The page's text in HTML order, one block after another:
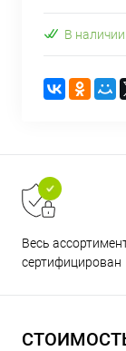
В наличии
Весь
сертифицирован